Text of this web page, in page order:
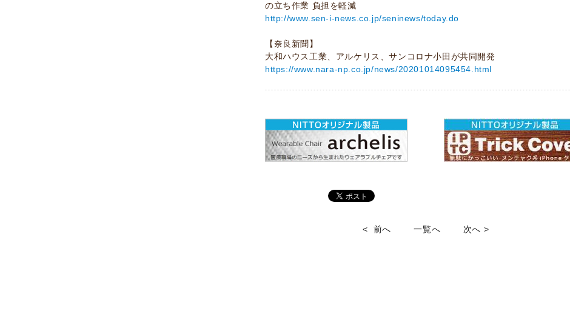
の立ち作業 負担を軽減
http://www.sen-i-news.co.jp/seninews/today.do
【奈良新聞】
大和ハウス工業、アルケリス、サンコロナ小田が共同開発
https://www.nara-np.co.jp/news/20201014095454.html
< 前へ 一覧へ 次へ >